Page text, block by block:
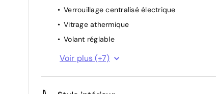
Verrouillage centralisé électrique
Vitrage athermique
Volant réglable
Toit panoramique
Voir plus (+7)